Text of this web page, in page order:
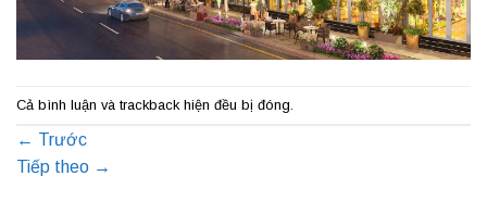
Cả bình luận và trackback hiện đều bị đóng.
←
Trước
Tiếp theo →